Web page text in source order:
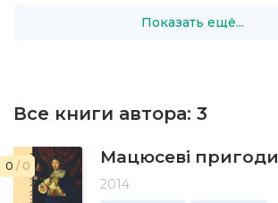
Показать ещё...
Все книги автора: 3
0 / 0 Мацюсеві пригоди
2014